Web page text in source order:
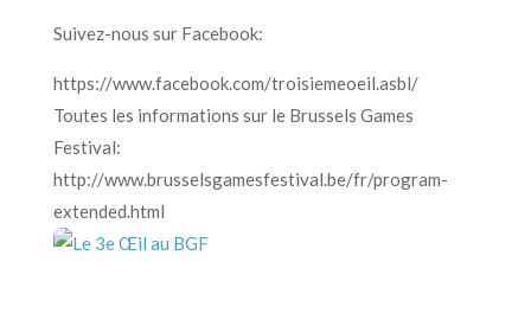
Suivez-nous sur Facebook:
https://www.facebook.com/troisiemeoeil.asbl/
Toutes les informations sur le Brussels Games
Festival:
http://www.brusselsgamesfestival.be/fr/program-
extended.html